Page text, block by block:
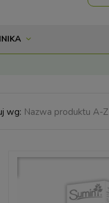
wg: Nazwa produktu A-Z